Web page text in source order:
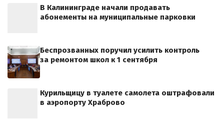
В Калининграде начали продавать
абонементы на муниципальные парковки
Беспрозванных поручил усилить контроль
за ремонтом школ к 1 сентября
Курильщицу в туалете самолета оштрафовали
в аэропорту Храброво